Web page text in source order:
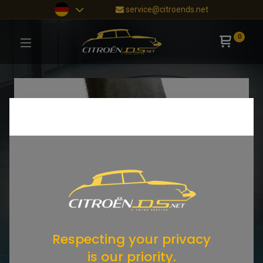
service@citroends.net
0
Respecting your privacy
is our priority.